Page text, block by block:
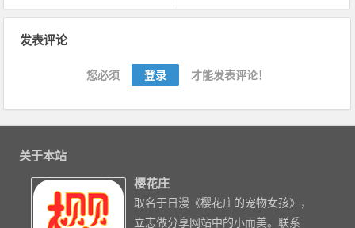
发表评论
您必须 登录 才能发表评论！
关于本站
樱花庄
取名于日漫《樱花庄的宠物女孩》，
立志做分享网站中的小而美。联系